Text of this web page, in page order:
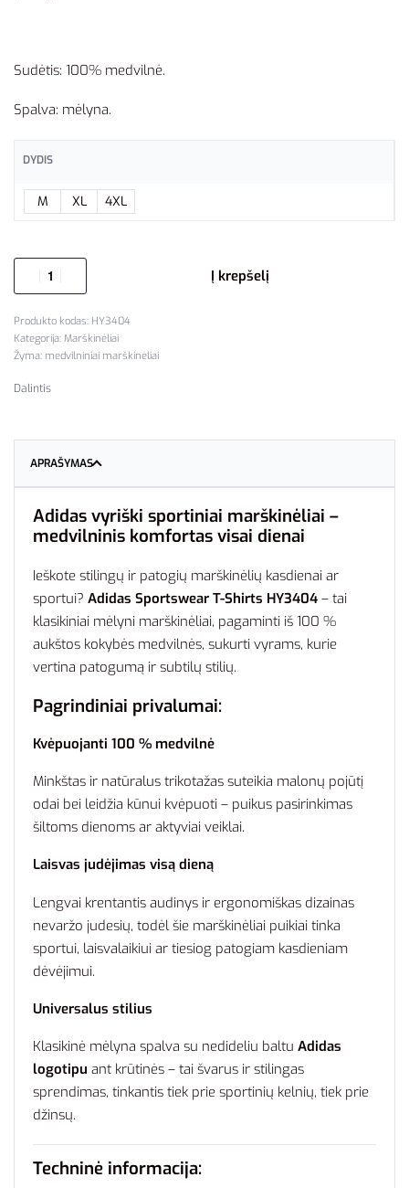
Sudėtis: 100% medvilnė.
Spalva: mėlyna.
DYDIS
M XL 4XL
Į krepšelį
HY3404
Kategorija: Marškinėliai
Žyma: medvilniniai marškinėliai
Dalintis
APRAŠYMAS
Adidas vyriški sportiniai marškinėliai –
medvilninis komfortas visai dienai
Ieškote stilingų ir patogių marškinėlių kasdienai ar
sportui? Adidas Sportswear T-Shirts HY3404 – tai
klasikiniai mėlyni marškinėliai, pagaminti iš 100 %
aukštos kokybės medvilnės, sukurti vyrams, kurie
vertina patogumą ir subtilų stilių.
Pagrindiniai privalumai:
Kvėpuojanti 100 % medvilnė
Minkštas ir natūralus trikotažas suteikia malonų pojūtį
odai bei leidžia kūnui kvėpuoti – puikus pasirinkimas
šiltoms dienoms ar aktyviai veiklai.
Laisvas judėjimas visą dieną
Lengvai krentantis audinys ir ergonomiškas dizainas
nevaržo judesių, todėl šie marškinėliai puikiai tinka
sportui, laisvalaikiui ar tiesiog patogiam kasdieniam
dėvėjimui.
Universalus stilius
Klasikinė mėlyna spalva su nedideliu baltu Adidas
logotipu ant krūtinės – tai švarus ir stilingas
sprendimas, tinkantis tiek prie sportinių kelnių, tiek prie
džinsų.
Techninė informacija: